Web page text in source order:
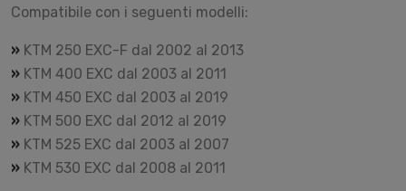
Compatibile con i seguenti modelli:
» KTM 250 EXC-F dal 2002 al 2013
» KTM 400 EXC dal 2003 al 2011
» KTM 450 EXC dal 2003 al 2019
» KTM 500 EXC dal 2012 al 2019
» KTM 525 EXC dal 2003 al 2007
» KTM 530 EXC dal 2008 al 2011